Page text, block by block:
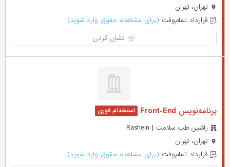
تهران، تهران
قرارداد تمام‌وقت (برای مشاهده حقوق وارد شوید)
نشان کردن
برنامه‌نویس Front-End
راشین طب سلامت | Rashein
تهران، تهران
قرارداد تمام‌وقت (برای مشاهده حقوق وارد شوید)